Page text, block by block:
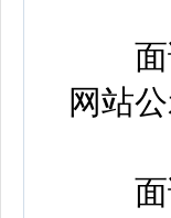
面试
网站
面试